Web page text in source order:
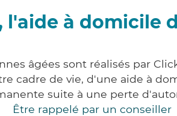
l'aide à domicile
âgées sont réalisés par
cadre de vie, d'une aide à
suite à une perte
Être rappelé par un conseiller